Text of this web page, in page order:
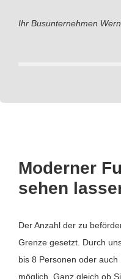
Ihr Busunternehmen
Moderner
sehen
Der Anzahl der zu
Grenze gesetzt. Durch
bis 8 Personen oder
möglich. Ganz gleich ob